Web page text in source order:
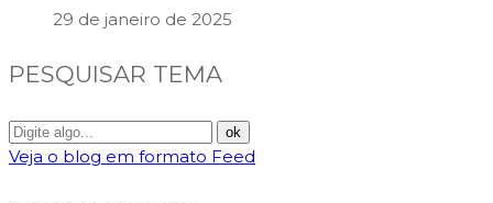
29 de janeiro de 2025
PESQUISAR TEMA
Veja o blog em formato Feed